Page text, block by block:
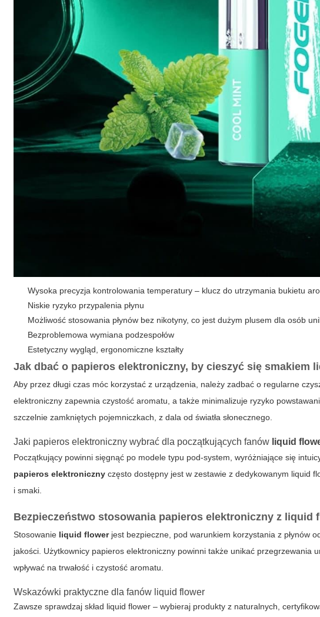
Wysoka precyzja kontrolowania temperatury – klucz do utrzymania bukietu
Niskie ryzyko przypalenia płynu
Możliwość stosowania płynów bez nikotyny, co jest dużym plusem dla osób
Bezproblemowa wymiana podzespołów
Estetyczny wygląd, ergonomiczne kształty
Jak dbać o papieros elektroniczny, by cieszyć się smakiem
Aby przez długi czas móc korzystać z urządzenia, należy zadbać o regularne
elektroniczny zapewnia czystość aromatu, a także minimalizuje ryzyko
szczelnie zamkniętych pojemniczkach, z dala od światła słonecznego.
Jaki papieros elektroniczny wybrać dla początkujących fanów liquid
Początkujący powinni sięgnąć po modele typu pod-system, wyróżniające się
papieros elektroniczny często dostępny jest w zestawie z dedykowanym liquid
i smaki.
Bezpieczeństwo stosowania papieros elektroniczny z liquid
Stosowanie liquid flowerjest bezpieczne, pod warunkiem korzystania z płynów
jakości. Użytkownicy papieros elektroniczny powinni także unikać przegrzewania
wpływać na trwałość i czystość aromatu.
Wskazówki praktyczne dla fanów liquid flower
Zawsze sprawdzaj skład liquid flower – wybieraj produkty z naturalnych,